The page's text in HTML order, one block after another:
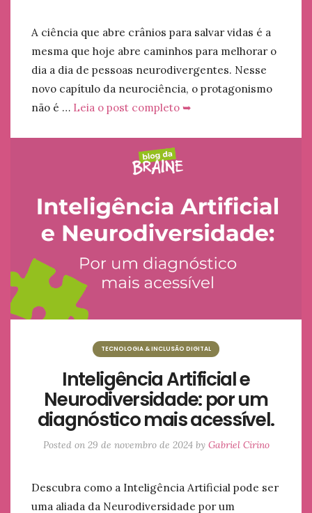
A ciência que abre crânios para salvar vidas é a
mesma que hoje abre caminhos para melhorar o
dia a dia de pessoas neurodivergentes. Nesse
novo capítulo da neurociência, o protagonismo
não é … Leia o post completo ➥
TECNOLOGIA & INCLUSÃO DIGITAL
Inteligência Artificial e
Neurodiversidade: por um
diagnóstico mais acessível.
Posted on 29 de novembro de 2024 by Gabriel Cirino
Descubra como a Inteligência Artificial pode ser
uma aliada da Neurodiversidade por um